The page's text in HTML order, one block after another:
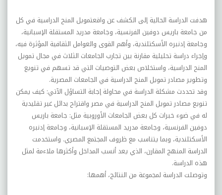
هدفت الدراسة الحالية إلى الکشف عن واقعتمويل المنح الدراسية في کل
من جامعة باريس دوفين الفرنسية، وجامعة مدريد المستقلة الإسبانية،
وجامعة إدنبره الأسکتلندية، وأهم القوى والعوامل الثقافية المؤثرة فيه،
وإجراء دراسة تحليلية مقارنة بين تجارب الجامعات الثلاث في مجال تمويل
المنح الدراسية، واستخلاص بعض التوصيات التي قد تسهم في تنويع
وتطوير مصادر تمويل المنح الدراسية في الجامعات المصرية.
وقد تحددت مشکلة الدراسة في محاولة إجابة التساؤل الآتي: کيف يمکن
تنويع مصادر تمويل المنح الدراسية في مصر واقتراح بدائل غير تقليدية
له في ضوء خبرات کل بعض الجامعات الأوروبية مثل: جامعة باريس
دوفين الفرنسية، وجامعة مدريد المستقلة الإسبانية، وجامعة إدنبره
الأسکتلندية، وبما يتناسب مع ظروف المجتمع المصري. واستخدمت
الدراسة المنهج المقارن، الذي يعد أنسب المداخل وأکثرها ملاءمة لمثل
هذه الدراسة.
وتوصلت الدراسة لمجموعة من النتائج، أهمها: